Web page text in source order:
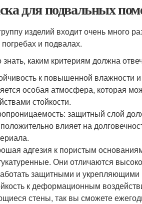
для подвальных
изделий входит очень много
погребах и подвалах.
каким критериям должна
к повышенной
особая атмосфера, которая
стойкости.
защитный слой
влияет на
адгезия к пористым
Они отличаются
защитными и укрепляющими
к деформационным
стены, так вы сможете